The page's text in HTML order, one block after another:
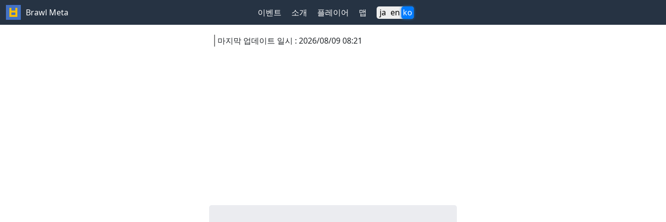
Brawl Meta 이벤트 소개 플레이어 맵 ja en ko
마지막 업데이트 일시 : 2026/08/09 08:21